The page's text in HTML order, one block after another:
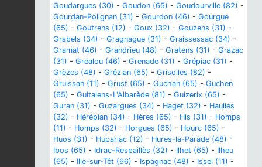
Goudargues (30) - Goudon (65) - Goudourville (82) -
Gourdan-Polignan (31) - Gourdon (46) - Gourgue
(65) - Goutrens (12) - Goux (32) - Gouzens (31) -
Grabels (34) - Gragnague (31) - Graissessac (34) -
Gramat (46) - Grandrieu (48) - Gratens (31) - Grazac
(31) - Gréalou (46) - Grenade (31) - Grépiac (31) -
Grèzes (48) - Grézian (65) - Grisolles (82) -
Gruissan (11) - Grust (65) - Guchan (65) - Guchen
(65) - Guitalens-L'Albarède (81) - Guizerix (65) -
Guran (31) - Guzargues (34) - Haget (32) - Haulies
(32) - Hérépian (34) - Hères (65) - His (31) - Homps
(11) - Homps (32) - Horgues (65) - Hourc (65) -
Huos (31) - Huparlac (12) - Hures-la-Parade (48) -
Ibos (65) - Idrac-Respaillès (32) - Ilhet (65) - Ilheu
(65) - Ille-sur-Têt (66) - Ispagnac (48) - Issel (11) -